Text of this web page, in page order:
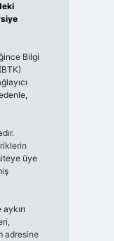
Bilgi
üye
adresine